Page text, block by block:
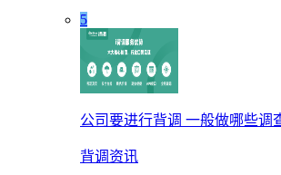
5
公司要进行背调 一般做哪些调
背调资讯